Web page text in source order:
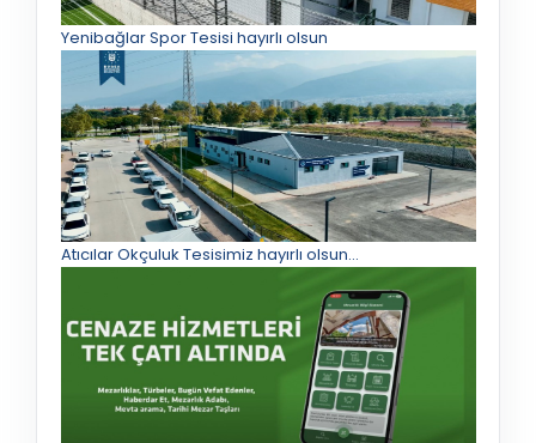
Yenibağlar Spor Tesisi hayırlı olsun
Atıcılar Okçuluk Tesisimiz hayırlı olsun...